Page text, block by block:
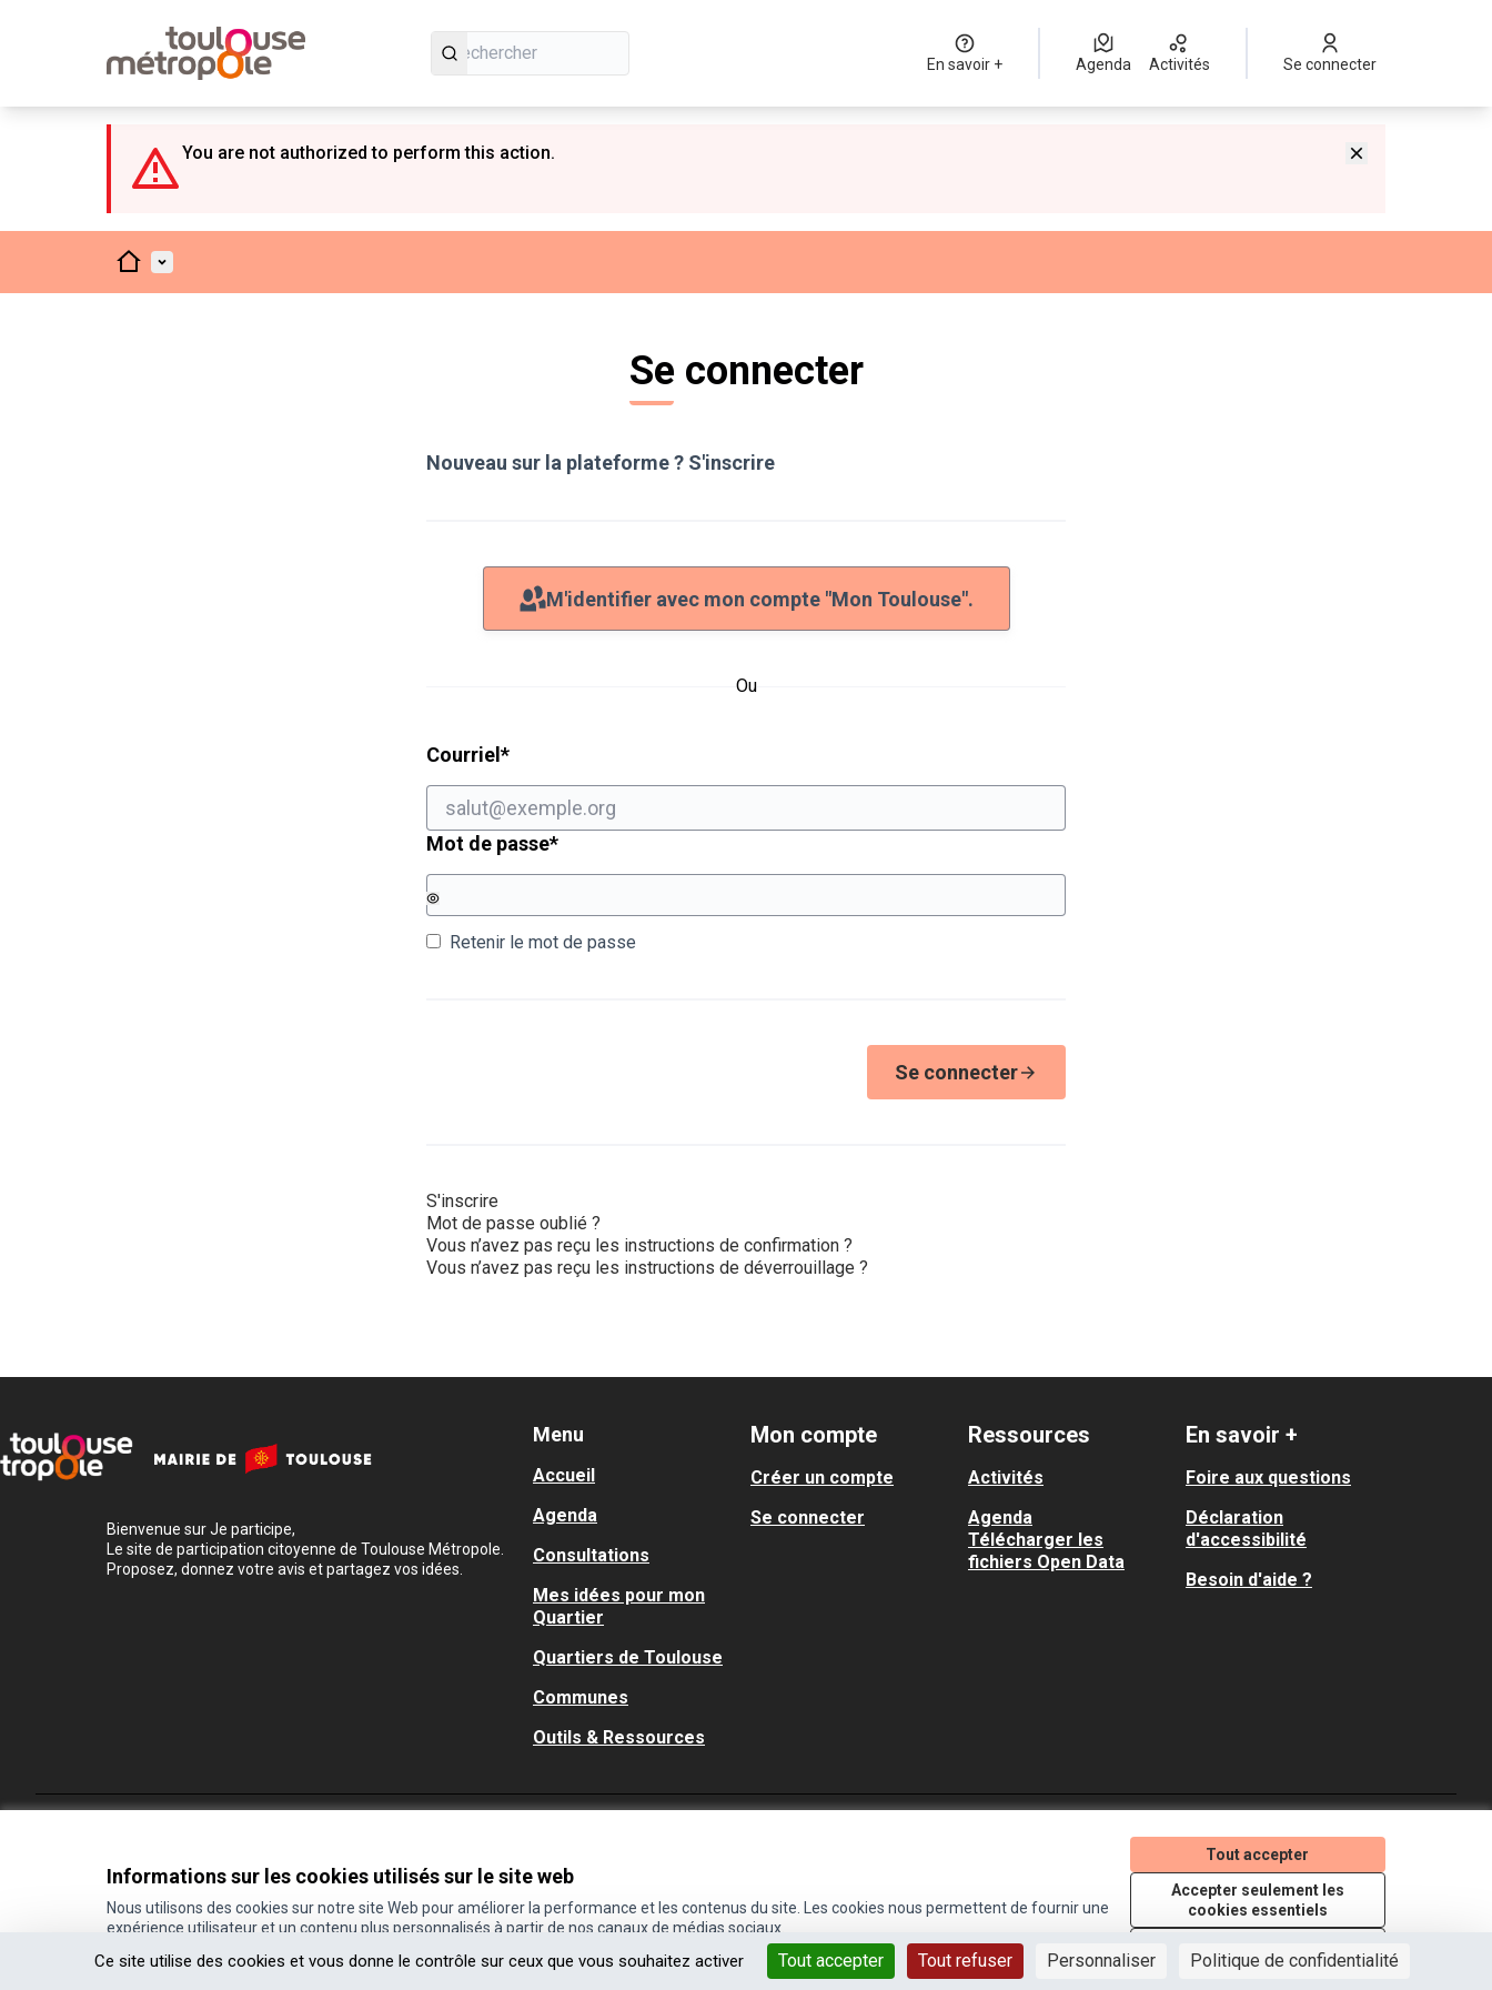
Ce site utilise des cookies et vous donne le contrôle sur ceux que vous souhaitez activer Tout accepter Tout refuser Personnaliser Politique de confidentialité
Informations sur les cookies utilisés sur le site web
Nous utilisons des cookies sur notre site Web pour améliorer la performance et les contenus du site. Les cookies nous permettent de fournir une
expérience utilisateur et un contenu plus personnalisés à partir de nos canaux de médias sociaux.
Tout accepter
Accepter seulement les
cookies essentiels
En savoir + Agenda Activités Se connecter
You are not authorized to perform this action.
AccueilMenu principal
Se connecter
Nouveau sur la plateforme ? S'inscrire
M'identifier avec mon compte "Mon Toulouse".
Ou
Courriel *Champ obligatoire
Mot de passe*Champ obligatoire
Retenir le mot de passe
Se connecter
S'inscrire
Mot de passe oublié ?
Vous n’avez pas reçu les instructions de confirmation ?
Vous n’avez pas reçu les instructions de déverrouillage ?
Bienvenue sur Je participe,
Le site de participation citoyenne de Toulouse Métropole.
Proposez, donnez votre avis et partagez vos idées.
Menu
Accueil
Agenda
Consultations
Mes idées pour mon
Quartier
Quartiers de Toulouse
Communes
Outils & Ressources
Mon compte
Créer un compte
Se connecter
Ressources
Activités
Agenda
Télécharger les
fichiers Open Data
En savoir +
Foire aux questions
Déclaration
d'accessibilité
Besoin d'aide ?
(Lien externe)
(Lien externe)
(Lien externe)
(Lien externe)
Site réalisé grâce aulogiciel libre Decidim
(Lien externe)
.
Licence Creative
(Lien externe)